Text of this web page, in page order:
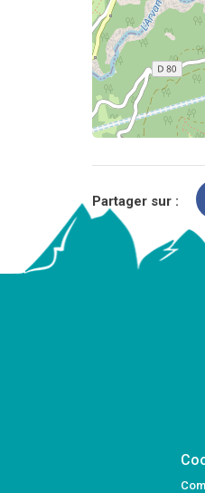
Partager sur :